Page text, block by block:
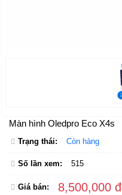
Màn hình Oledpro Eco X4s
Trạng thái: Còn hàng
Số lần xem: 515
Giá bán: 8,500,000 đ